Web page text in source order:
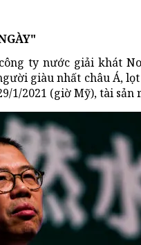
ty nước giải khát
giàu nhất châu Á,
1/2021 (giờ Mỹ), tài sản